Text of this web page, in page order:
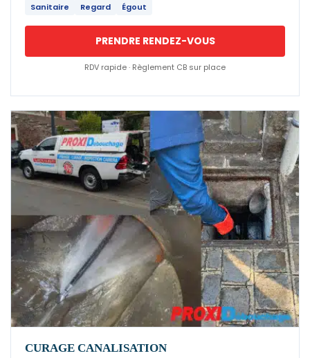
Sanitaire Regard Égout
PRENDRE RENDEZ-VOUS
RDV rapide · Règlement CB sur place
CURAGE CANALISATION